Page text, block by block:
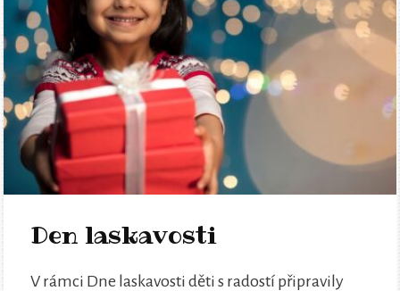
Den laskavosti
V rámci Dne laskavosti děti s radostí připravily